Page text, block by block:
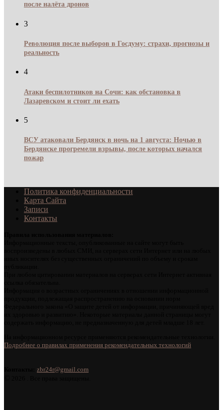
после налёта дронов
3
Революция после выборов в Госдуму: страхи, прогнозы и
реальность
4
Атаки беспилотников на Сочи: как обстановка в
Лазаревском и стоит ли ехать
5
ВСУ атаковали Бердянск в ночь на 1 августа: Ночью в
Бердянске прогремели взрывы, после которых начался
пожар
Политика конфиденциальности
Карта Сайта
Записи
Контакты
Подробнее о правилах применения рекомендательных технологий
zbr24r@gmail.com